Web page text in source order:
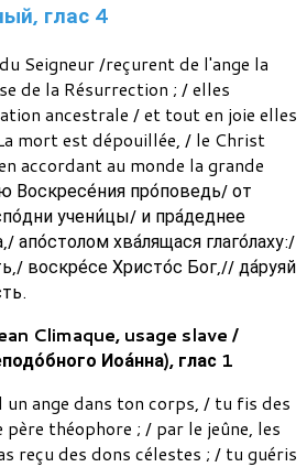
глас 4
Seigneur /reçurent de l'ange la
de la Résurrection ; / elles
ancestrale / et tout en joie elles
mort est dépouillée, / le Christ
accordant au monde la grande
Воскресе́ния про́поведь/ от
учени́цы/ и пра́деднее
апо́столом хва́лящася глаго́лаху:/
воскре́се Христо́с Бог,// да́руяй
Climaque, usage slave /
Иоа́нна), глас 1
ange dans ton corps, / tu fis des
père théophore ; / par le jeûne, les
reçu des dons célestes ; / tu guéris